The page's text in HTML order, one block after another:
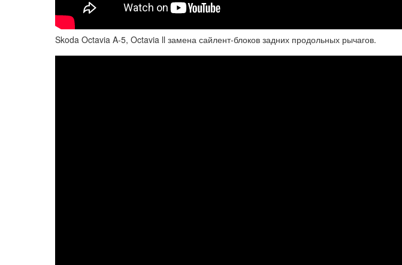
Skoda Octavia A-5, Octavia ll замена сайлент-блоков задних продольных рычагов.